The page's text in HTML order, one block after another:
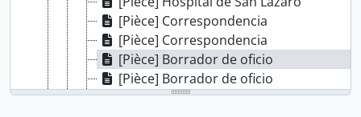
[Pièce] Correspondencia
[Pièce] Correspondencia
[Pièce] Borrador de oficio
[Pièce] Borrador de oficio
[Pièce] Testimonio de expediente